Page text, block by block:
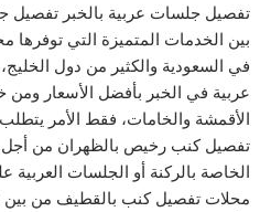
تفصيل جلسات عربية بالخبر تفصيل
بين الخدمات المتميزة التي توفرها
في السعودية والكثير من دول
عربية في الخبر بأفضل الأسعار ومن
الأقمشة والخامات، فقط الأمر
تفصيل كنب رخيص بالظهران من أجل
الخاصة بالركنة أو الجلسات
محلات تفصيل كنب بالقطيف من بين